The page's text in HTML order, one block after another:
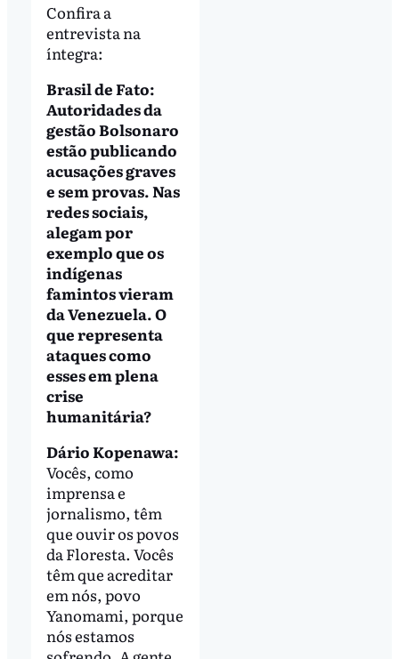
Confira a
entrevista na
íntegra:
Brasil de Fato:
Autoridades da
gestão Bolsonaro
estão publicando
acusações graves
e sem provas. Nas
redes sociais,
alegam por
exemplo que os
indígenas
famintos vieram
da Venezuela. O
que representa
ataques como
esses em plena
crise
humanitária?
Dário Kopenawa:
Vocês, como
imprensa e
jornalismo, têm
que ouvir os povos
da Floresta. Vocês
têm que acreditar
em nós, povo
Yanomami, porque
nós estamos